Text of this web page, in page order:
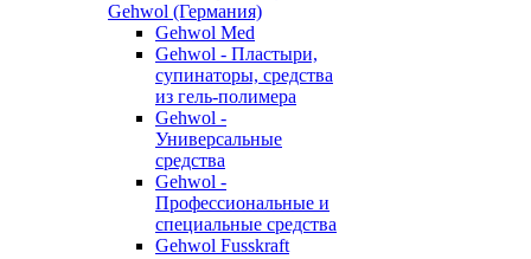
Gehwol (Германия)
Gehwol Med
Gehwol - Пластыри,
супинаторы, средства
из гель-полимера
Gehwol -
Универсальные
средства
Gehwol -
Профессиональные и
специальные средства
Gehwol Fusskraft